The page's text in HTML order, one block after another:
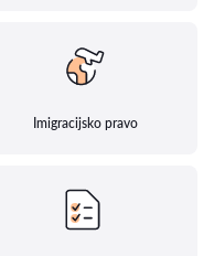
Imigracijsko pravo